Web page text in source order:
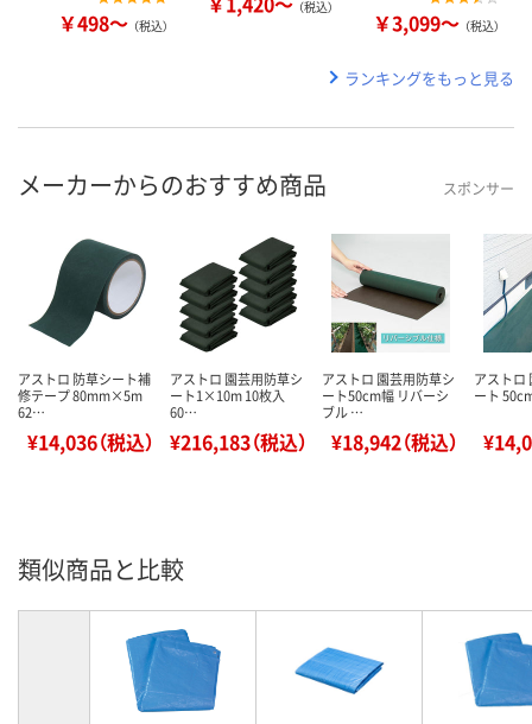
￥498～ （税込）
（税込）
￥3,099～ （税込）
ランキングをもっと見る
メーカーからのおすすめ商品 スポンサー
アストロ 防草シート補
修テープ 80mm×5m
62…
¥14,036（税込）
アストロ 園芸用防草シ
ート1×10m 10枚入
60…
¥216,183（税込）
アストロ 園芸用防草シ
ート50cm幅 リバーシ
ブル …
¥18,942（税込）
アストロ
ート
類似商品と比較